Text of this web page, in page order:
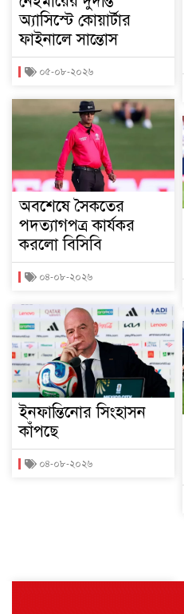
অ্যাসিস্টে কোয়ার্টার
ফাইনালে সান্তোস
০৫-০৮-২০২৬
অবশেষে সৈকতের
পদত্যাগপত্র কার্যকর
করলো বিসিবি
০৪-০৮-২০২৬
ইনফান্তিনোর সিংহাসন
কাঁপছে
০৪-০৮-২০২৬